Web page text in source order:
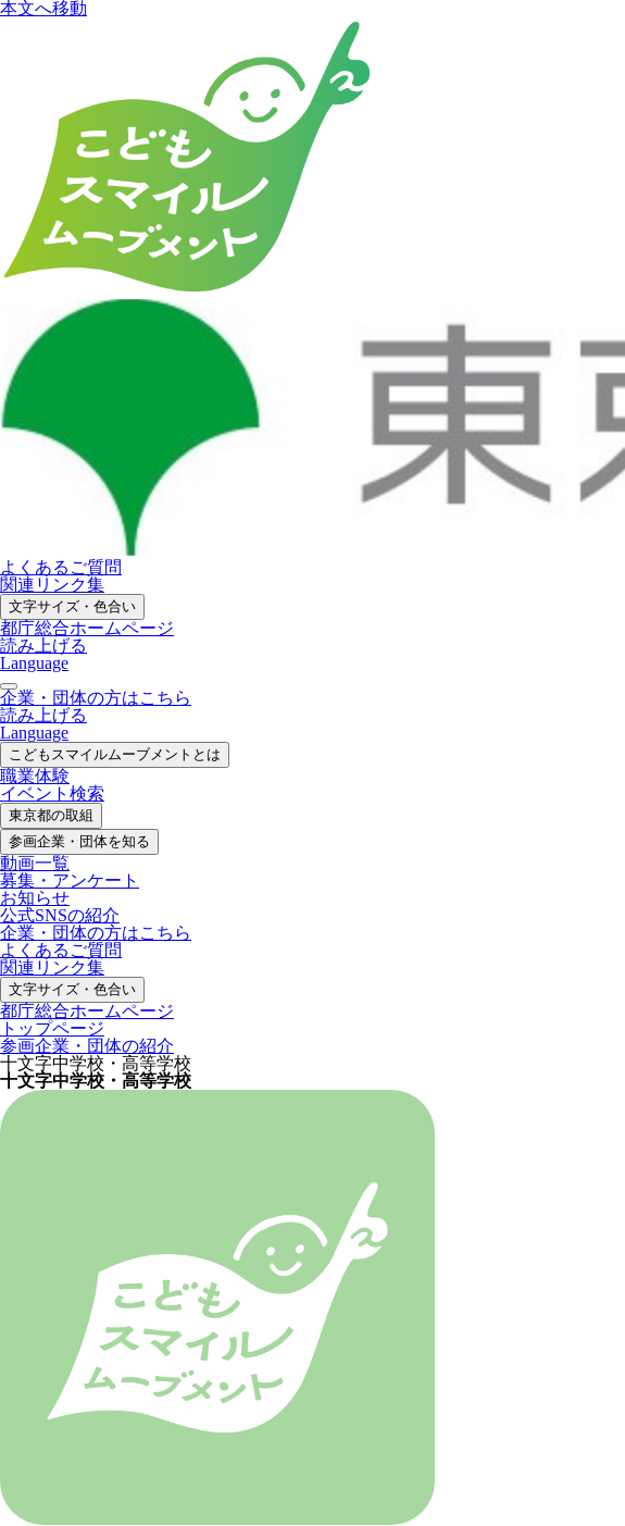
本文へ移動
よくあるご質問
関連リンク集
文字サイズ・色合い
都庁総合ホームページ
読み上げる
Language
企業・団体の方はこちら
読み上げる
Language
こどもスマイルムーブメントとは
職業体験
イベント検索
東京都の取組
参画企業・ 団体を知る
動画一覧
募集・ アンケート
お知らせ
公式SNSの紹介
企業・団体の方はこちら
よくあるご質問
関連リンク集
文字サイズ・色合い
都庁総合ホームページ
トップページ
参画企業・団体の紹介
十文字中学校・高等学校
十文字中学校・高等学校